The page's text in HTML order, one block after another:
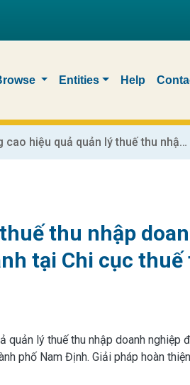
Entities Help
Các giải pháp nâng cao hiệu quả quản lý thuế thu nhập doanh nghiệp đối với các doanh nghiệp ngoài quốc doanh tại Chi cục thuế thành phố Nam Định
thu nhập
tại Chi cục
quản lý thuế thu nhập doanh nghiệp
phố Nam Định. Giải pháp hoàn